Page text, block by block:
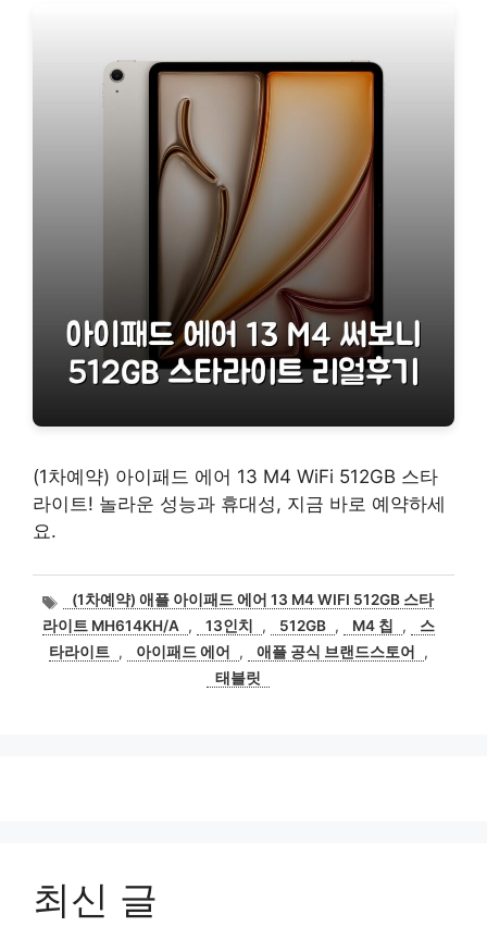
(1차예약) 아이패드 에어 13 M4 WiFi 512GB 스타
라이트! 놀라운 성능과 휴대성, 지금 바로 예약하세
요.
태
그
(1차예약) 애플 아이패드 에어 13 M4 WIFI 512GB 스타
라이트 MH614KH/A
, 13인치 , 512GB , M4 칩 ,
스
타라이트 , 아이패드 에어 , 애플 공식 브랜드스토어
,
태블릿
최신 글